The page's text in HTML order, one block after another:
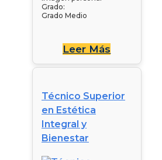
Grado:
Grado Medio
Leer Más
Técnico Superior
en Estética
Integral y
Bienestar